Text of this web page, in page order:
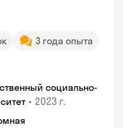
3 года опыта
социально-
• 2023 г.